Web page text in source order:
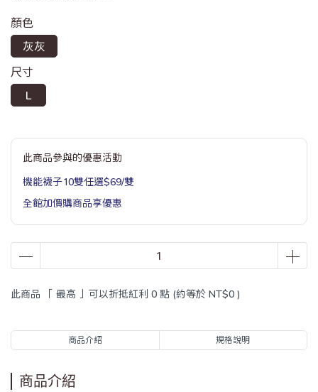
顏色
灰灰
尺寸
L
此商品參與的優惠活動
機能襪子10雙任選$69/雙
全館加價購商品享優惠
此商品 「 最高 」可以折抵紅利 0 點 (約等於 NT$0 )
商品介紹 規格說明
商品介紹